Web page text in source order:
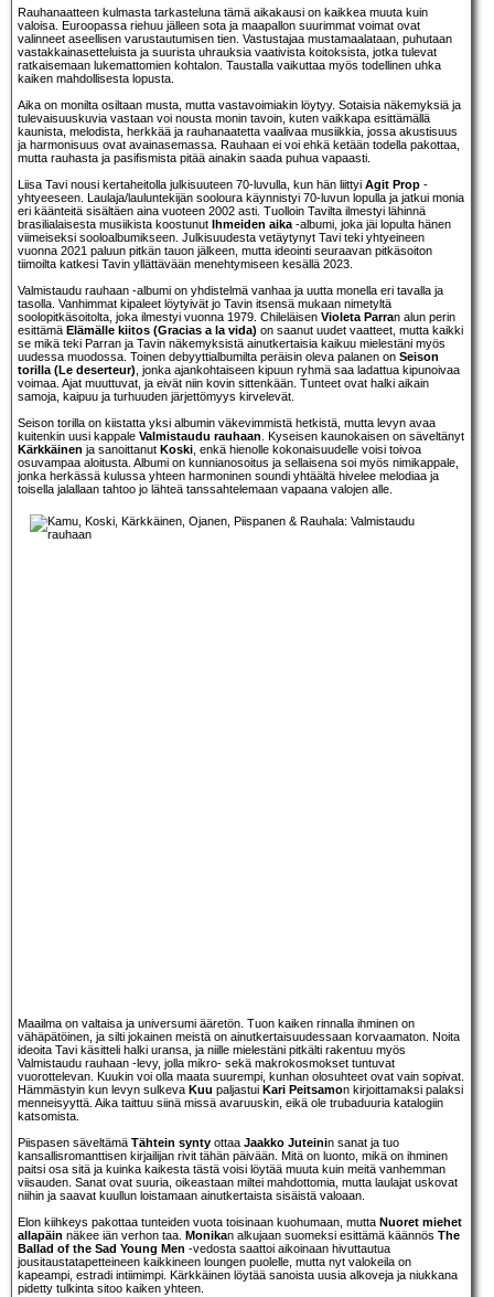
Rauhanaatteen kulmasta tarkasteluna tämä aikakausi on kaikkea muuta kuin
valoisa. Euroopassa riehuu jälleen sota ja maapallon suurimmat voimat ovat
valinneet aseellisen varustautumisen tien. Vastustajaa mustamaalataan, puhutaan
vastakkainasetteluista ja suurista uhrauksia vaativista koitoksista, jotka tulevat
ratkaisemaan lukemattomien kohtalon. Taustalla vaikuttaa myös todellinen uhka
kaiken mahdollisesta lopusta.
Aika on monilta osiltaan musta, mutta vastavoimiakin löytyy. Sotaisia näkemyksiä ja
tulevaisuuskuvia vastaan voi nousta monin tavoin, kuten vaikkapa esittämällä
kaunista, melodista, herkkää ja rauhanaatetta vaalivaa musiikkia, jossa akustisuus
ja harmonisuus ovat avainasemassa. Rauhaan ei voi ehkä ketään todella pakottaa,
mutta rauhasta ja pasifismista pitää ainakin saada puhua vapaasti.
Liisa Tavi nousi kertaheitolla julkisuuteen 70-luvulla, kun hän liittyi Agit Prop -
yhtyeeseen. Laulaja/lauluntekijän sooloura käynnistyi 70-luvun lopulla ja jatkui monia
eri käänteitä sisältäen aina vuoteen 2002 asti. Tuolloin Tavilta ilmestyi lähinnä
brasilialaisesta musiikista koostunut
Ihmeiden aika-albumi, joka jäi lopulta hänen
viimeiseksi sooloalbumikseen. Julkisuudesta vetäytynyt Tavi teki yhtyeineen
vuonna 2021 paluun pitkän tauon jälkeen, mutta ideointi seuraavan pitkäsoiton
tiimoilta katkesi Tavin yllättävään menehtymiseen kesällä 2023.
Valmistaudu rauhaan -albumi on yhdistelmä vanhaa ja uutta monella eri tavalla ja
tasolla. Vanhimmat kipaleet löytyivät jo Tavin itsensä mukaan nimetyltä
soolopitkäsoitolta, joka ilmestyi vuonna 1979. Chileläisen Violeta Parran alun perin
esittämä Elämälle kiitos (Gracias a la vida) on saanut uudet vaatteet, mutta kaikki
se mikä teki Parran ja Tavin näkemyksistä ainutkertaisia kaikuu mielestäni myös
uudessa muodossa. Toinen debyyttialbumilta peräisin oleva palanen on Seison
torilla (Le deserteur), jonka ajankohtaiseen kipuun ryhmä saa ladattua kipunoivaa
voimaa. Ajat muuttuvat, ja eivät niin kovin sittenkään. Tunteet ovat halki aikain
samoja, kaipuu ja turhuuden järjettömyys kirvelevät.
Seison torilla on kiistatta yksi albumin väkevimmistä hetkistä, mutta levyn avaa
kuitenkin uusi kappale Valmistaudu rauhaan. Kyseisen kaunokaisen on säveltänyt
Kärkkäinen ja sanoittanut Koski, enkä hienolle kokonaisuudelle voisi toivoa
osuvampaa aloitusta. Albumi on kunnianosoitus ja sellaisena soi myös nimikappale,
jonka herkässä kulussa yhteen harmoninen soundi yhtäältä hivelee melodiaa ja
toisella jalallaan tahtoo jo lähteä tanssahtelemaan vapaana valojen alle.
Maailma on valtaisa ja universumi ääretön. Tuon kaiken rinnalla ihminen on
vähäpätöinen, ja silti jokainen meistä on ainutkertaisuudessaan korvaamaton. Noita
ideoita Tavi käsitteli halki uransa, ja niille mielestäni pitkälti rakentuu myös
Valmistaudu rauhaan -levy, jolla mikro- sekä makrokosmokset tuntuvat
vuorottelevan. Kuukin voi olla maata suurempi, kunhan olosuhteet ovat vain sopivat.
Hämmästyin kun levyn sulkeva Kuu paljastui Kari Peitsamon kirjoittamaksi palaksi
menneisyyttä. Aika taittuu siinä missä avaruuskin, eikä ole trubaduuria katalogiin
katsomista.
Piispasen säveltämä Tähtein synty ottaa Jaakko Juteinin sanat ja tuo
kansallisromanttisen kirjailijan rivit tähän päivään. Mitä on luonto, mikä on ihminen
paitsi osa sitä ja kuinka kaikesta tästä voisi löytää muuta kuin meitä vanhemman
viisauden. Sanat ovat suuria, oikeastaan miltei mahdottomia, mutta laulajat uskovat
niihin ja saavat kuullun loistamaan ainutkertaista sisäistä valoaan.
Elon kiihkeys pakottaa tunteiden vuota toisinaan kuohumaan, mutta Nuoret miehet
allapäin näkee iän verhon taa. Monikan alkujaan suomeksi esittämä käännös The
Ballad of the Sad Young Men -vedosta saattoi aikoinaan hivuttautua
jousitaustatapetteineen kaikkineen loungen puolelle, mutta nyt valokeila on
kapeampi, estradi intiimimpi. Kärkkäinen löytää sanoista uusia alkoveja ja niukkana
pidetty tulkinta sitoo kaiken yhteen.